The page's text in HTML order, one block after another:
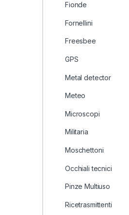
Fionde
Fornellini
Freesbee
GPS
Metal detector
Meteo
Microscopi
Militaria
Moschettoni
Occhiali tecnici
Pinze Multiuso
Ricetrasmittenti